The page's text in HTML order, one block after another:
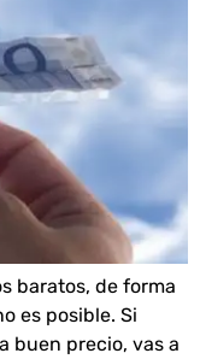
baratos, de forma
es posible. Si
buen precio, vas a